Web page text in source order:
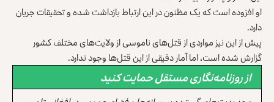
او افزوده است که یک مظنون در این ارتباط بازداشت شده و تحقیقات جریان
دارد.
پیش از این نیز مواردی از قتل‌های ناموسی از ولایت‌های مختلف کشور
گزارش شده است، اما آمار دقیقی از این قتل‌ها وجود ندارد.
از روزنامه‌نگاری مستقل حمایت کنید